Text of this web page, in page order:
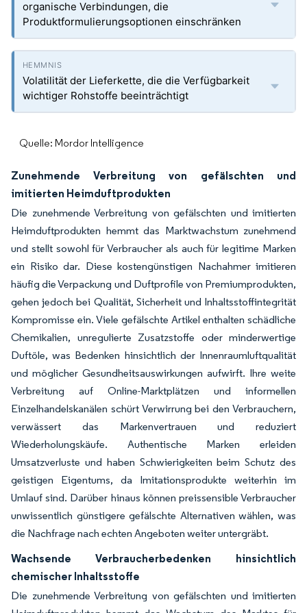
organische Verbindungen, die
Produktformulierungsoptionen einschränken
Volatilität der Lieferkette, die die Verfügbarkeit
wichtiger Rohstoffe beeinträchtigt
Quelle: Mordor Intelligence
Zunehmende Verbreitung von gefälschten und
imitierten Heimduftprodukten
Die zunehmende Verbreitung von gefälschten und imitierten
Heimduftprodukten hemmt das Marktwachstum zunehmend
und stellt sowohl für Verbraucher als auch für legitime Marken
ein Risiko dar. Diese kostengünstigen Nachahmer imitieren
häufig die Verpackung und Duftprofile von Premiumprodukten,
gehen jedoch bei Qualität, Sicherheit und Inhaltsstoffintegrität
Kompromisse ein. Viele gefälschte Artikel enthalten schädliche
Chemikalien, unregulierte Zusatzstoffe oder minderwertige
Duftöle, was Bedenken hinsichtlich der Innenraumluftqualität
und möglicher Gesundheitsauswirkungen aufwirft. Ihre weite
Verbreitung auf Online-Marktplätzen und informellen
Einzelhandelskanälen schürt Verwirrung bei den Verbrauchern,
verwässert das Markenvertrauen und reduziert
Wiederholungskäufe. Authentische Marken erleiden
Umsatzverluste und haben Schwierigkeiten beim Schutz des
geistigen Eigentums, da Imitationsprodukte weiterhin im
Umlauf sind. Darüber hinaus können preissensible Verbraucher
unwissentlich günstigere gefälschte Alternativen wählen, was
die Nachfrage nach echten Angeboten weiter untergräbt.
Wachsende Verbraucherbedenken hinsichtlich
chemischer Inhaltsstoffe
Die zunehmende Verbreitung von gefälschten und imitierten